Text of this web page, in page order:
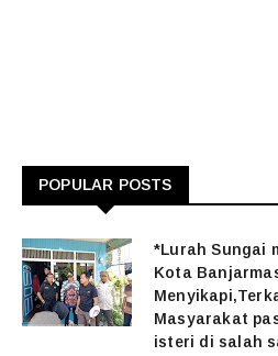
POPULAR POSTS
*Lurah Sungai
Kota
Masyarakat
isteri di salah